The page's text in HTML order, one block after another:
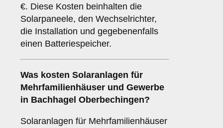
€. Diese Kosten beinhalten die
Solarpaneele, den Wechselrichter,
die Installation und gegebenenfalls
einen Batteriespeicher.
Was kosten Solaranlagen für
Mehrfamilienhäuser und Gewerbe
in Bachhagel Oberbechingen?
Solaranlagen für Mehrfamilienhäuser